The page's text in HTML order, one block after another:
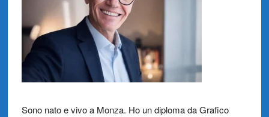
Sono nato e vivo a Monza. Ho un diploma da Grafico